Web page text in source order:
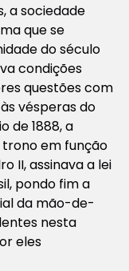
a sociedade
que se
do século
condições
questões com
vésperas do
de 1888, a
em função
II, assinava a lei
pondo fim a
da mão-de-
nesta
eles